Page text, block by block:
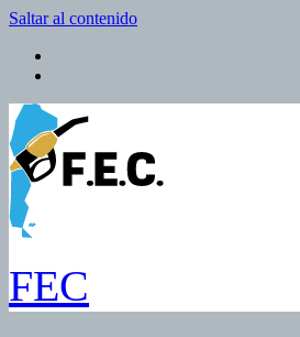
Saltar al contenido
FEC